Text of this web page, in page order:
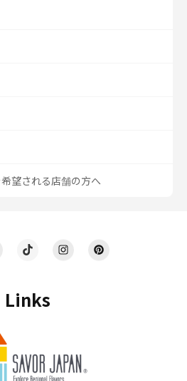
Links
望される店舗の方へ